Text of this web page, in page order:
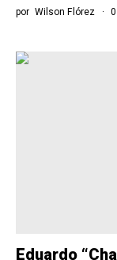
por Wilson Flórez
Eduardo